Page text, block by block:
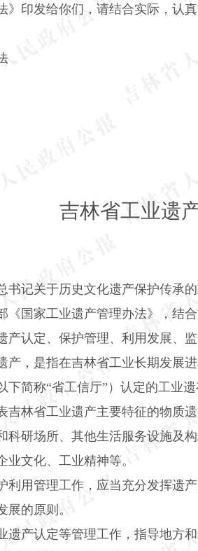
印发给你们，请结合实际，认真
吉林省工业遗
记关于历史文化遗产保护传承
国家工业遗产管理办法》，结
认定、保护管理、利用发展、监
，是指在吉林省工业长期发展
简称“省工信厅”）认定的工业遗
吉林省工业遗产主要特征的物质
科研场所、其他生活服务设施及
文化、工业精神等。
用管理工作，应当充分发挥遗
的原则。
产认定等管理工作，指导地方